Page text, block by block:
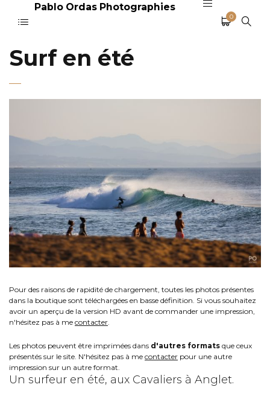
Pablo Ordas Photographies
0
Surf en été
Pour des raisons de rapidité de chargement, toutes les photos présentes
dans la boutique sont téléchargées en basse définition. Si vous souhaitez
avoir un aperçu de la version HD avant de commander une impression,
n'hésitez pas à me contacter
Les photos peuvent être imprimées dans d'autres formats que ceux
présentés sur le site. N'hésitez pas à me contacter pour une autre
impression sur un autre format.
Un surfeur en été, aux Cavaliers à Anglet.